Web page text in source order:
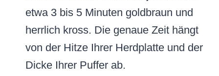
etwa 3 bis 5 Minuten goldbraun und
herrlich kross. Die genaue Zeit hängt
von der Hitze Ihrer Herdplatte und der
Dicke Ihrer Puffer ab.